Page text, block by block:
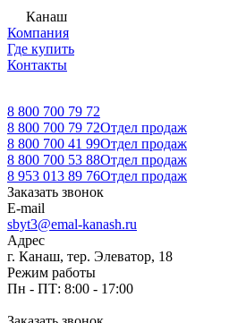
Канаш
Компания
Где купить
Контакты
8 800 700 79 72
8 800 700 79 72Отдел продаж
8 800 700 41 99Отдел продаж
8 800 700 53 88Отдел продаж
8 953 013 89 76Отдел продаж
Заказать звонок
E-mail
sbyt3@emal-kanash.ru
Адрес
г. Канаш, тер. Элеватор, 18
Режим работы
Пн - ПТ: 8:00 - 17:00